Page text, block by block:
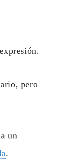
pero
un
.